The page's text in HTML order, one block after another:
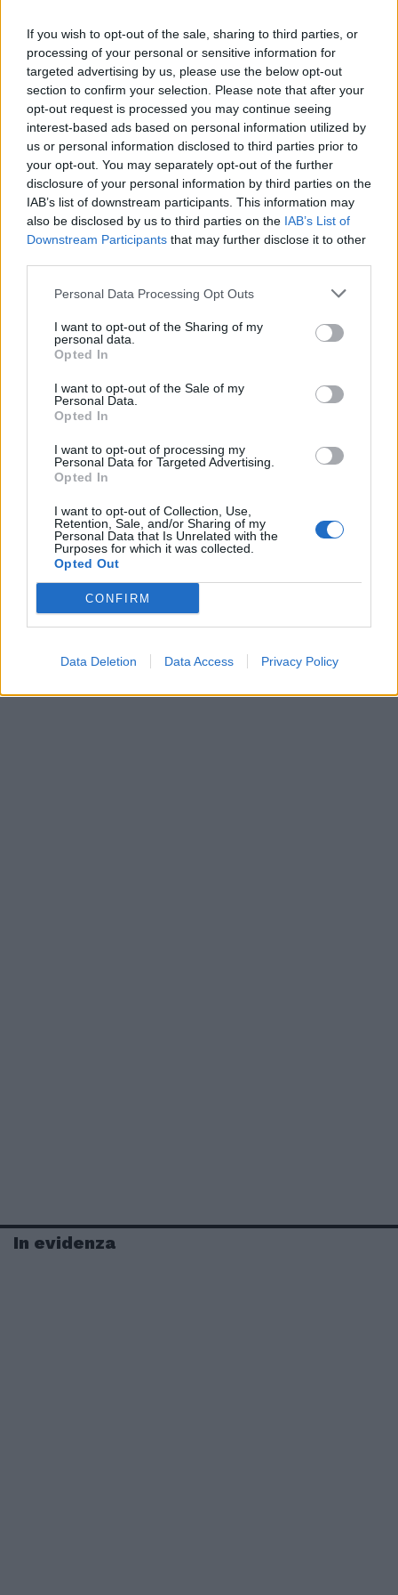
If you wish to opt-out of the sale, sharing to third parties, or
processing of your personal or sensitive information for
targeted advertising by us, please use the below opt-out
section to confirm your selection. Please note that after your
opt-out request is processed you may continue seeing
interest-based ads based on personal information utilized by
us or personal information disclosed to third parties prior to
your opt-out. You may separately opt-out of the further
disclosure of your personal information by third parties on the
IAB’s list of downstream participants. This information may
also be disclosed by us to third parties on the IAB’s List of
Downstream Participants that may further disclose it to other
Personal Data Processing Opt Outs
I want to opt-out of the Sharing of my
personal data.
Opted In
I want to opt-out of the Sale of my
Personal Data.
Opted In
I want to opt-out of processing my
Personal Data for Targeted Advertising.
Opted In
I want to opt-out of Collection, Use,
Retention, Sale, and/or Sharing of my
Personal Data that Is Unrelated with the
Purposes for which it was collected.
Opted Out
CONFIRM
Data Deletion Data Access Privacy Policy
questa straordinaria opportunità». Che questo
caos sia generato da quel mondo
progressista che si è sempre auto arrogato il
monopolio della conoscenza è l’ennesima
contraddizione.
In evidenza